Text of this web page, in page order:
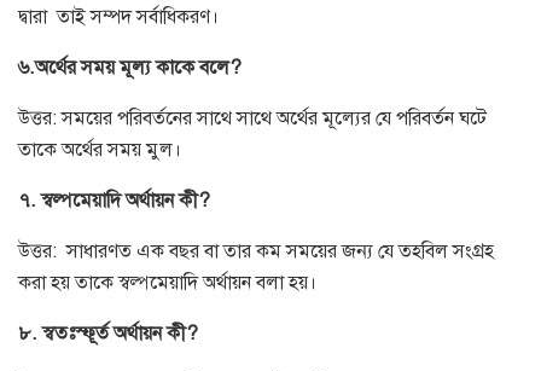
দ্বারা তাই সম্পদ সর্বাধিকরণ।
৬.অর্থের সময় মূল্য কাকে বলে?
উত্তর: সময়ের পরিবর্তনের সাথে সাথে অর্থের মূল্যের যে পরিবর্তন ঘটে
তাকে অর্থের সময় মুল।
৭. স্বল্পমেয়াদি অর্থায়ন কী?
উত্তর: সাধারণত এক বছর বা তার কম সময়ের জন্য যে তহবিল সংগ্রহ
করা হয় তাকে স্বল্পমেয়াদি অর্থায়ন বলা হয়।
৮. স্বতঃস্ফূর্ত অর্থায়ন কী?